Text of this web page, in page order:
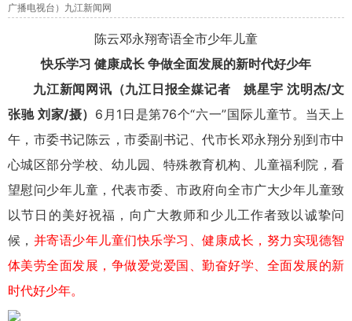
广播电视台）九江新闻网
陈云邓永翔寄语全市少年儿童
快乐学习 健康成长 争做全面发展的新时代好少年
九江新闻网讯（九江日报全媒记者 姚星宇 沈明杰/文
张驰 刘家/摄） 6月1日是第76个“六一”国际儿童节。当天上
午，市委书记陈云，市委副书记、代市长邓永翔分别到市中
心城区部分学校、幼儿园、特殊教育机构、儿童福利院，看
望慰问少年儿童，代表市委、市政府向全市广大少年儿童致
以节日的美好祝福，向广大教师和少儿工作者致以诚挚问
候， 并寄语少年儿童们快乐学习、健康成长，努力实现德智
体美劳全面发展，争做爱党爱国、勤奋好学、全面发展的新
时代好少年。